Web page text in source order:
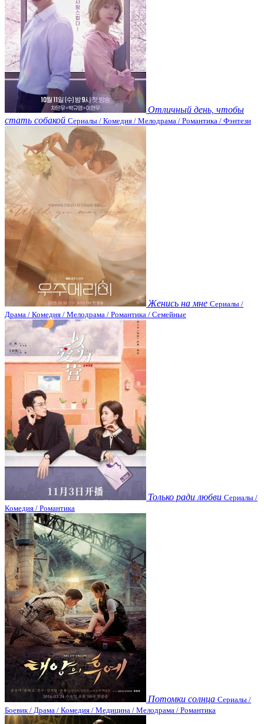
Отличный день, чтобы
стать собакой Сериалы / Комедия / Мелодрама / Романтика / Фэнтези
Женись на мне Сериалы /
Драма / Комедия / Мелодрама / Романтика / Семейные
Только ради любви Сериалы /
Комедия / Романтика
Потомки солнца Сериалы /
Боевик / Драма / Комедия / Медицина / Мелодрама / Романтика